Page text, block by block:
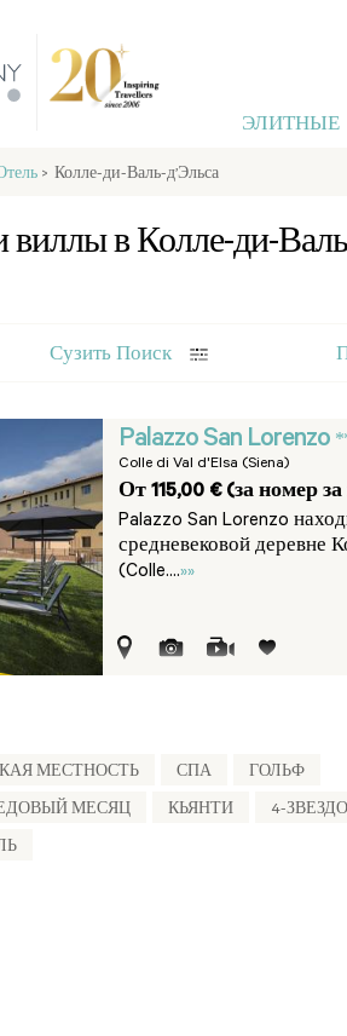
ЭЛИТНЫЕ
> Колле-ди-Валь-д’Эльса
в Колле-ди-
Сузить Поиск
Palazzo San Lorenzo
Colle di Val d'Elsa (Siena)
От 115,00 € (за номер
Palazzo San Lorenzo
средневековой деревне
(Colle....»»
МЕСТНОСТЬ СПА ГОЛЬФ
МЕСЯЦ КЬЯНТИ 4-